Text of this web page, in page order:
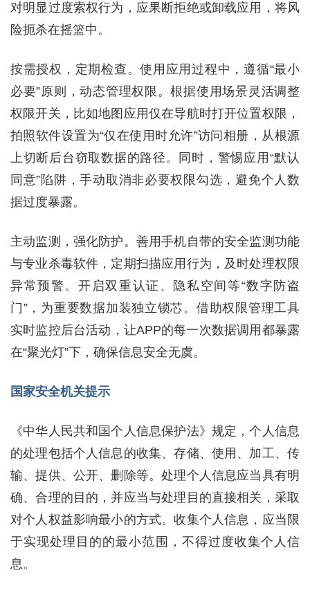
对明显过度索权行为，应果断拒绝或卸载应用，将风
险扼杀在摇篮中。
按需授权，定期检查。使用应用过程中，遵循“最小
必要”原则，动态管理权限。根据使用场景灵活调整
权限开关，比如地图应用仅在导航时打开位置权限，
拍照软件设置为“仅在使用时允许”访问相册，从根源
上切断后台窃取数据的路径。同时，警惕应用“默认
同意”陷阱，手动取消非必要权限勾选，避免个人数
据过度暴露。
主动监测，强化防护。善用手机自带的安全监测功能
与专业杀毒软件，定期扫描应用行为，及时处理权限
异常预警。开启双重认证、隐私空间等“数字防盗
门”，为重要数据加装独立锁芯。借助权限管理工具
实时监控后台活动，让APP的每一次数据调用都暴露
在“聚光灯”下，确保信息安全无虞。
国家安全机关提示
《中华人民共和国个人信息保护法》规定，个人信息
的处理包括个人信息的收集、存储、使用、加工、传
输、提供、公开、删除等。处理个人信息应当具有明
确、合理的目的，并应当与处理目的直接相关，采取
对个人权益影响最小的方式。收集个人信息，应当限
于实现处理目的的最小范围，不得过度收集个人信
息。